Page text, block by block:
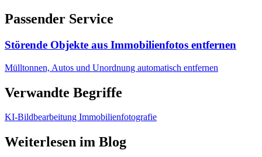
Passender Service
Störende Objekte aus Immobilienfotos entfernen
Mülltonnen, Autos und Unordnung automatisch entfernen
Verwandte Begriffe
KI-Bildbearbeitung Immobilienfotografie
Weiterlesen im Blog